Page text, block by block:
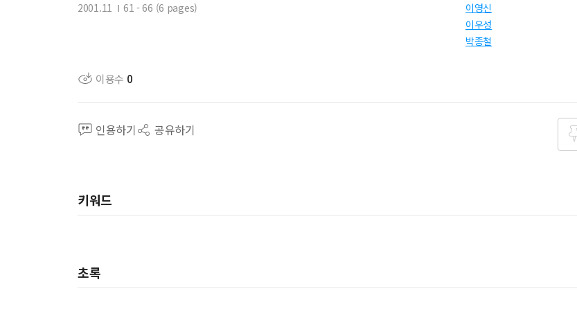
2001.11
61 - 66 (6 pages)
이영신
이우성
박종철
이용수 0
인용하기 공유하기
키워드
초록